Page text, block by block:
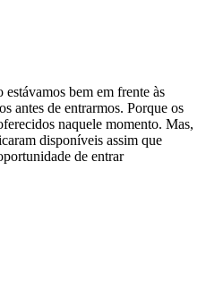
bem em frente às
antes de entrarmos. Porque os
naquele momento. Mas,
disponíveis assim que
de entrar